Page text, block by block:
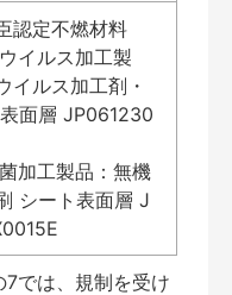
認定不燃材料
イルス加工製
イルス加工剤・
面層 JP061230
加工製品：無機
シート表面層 J
では、規制を受け